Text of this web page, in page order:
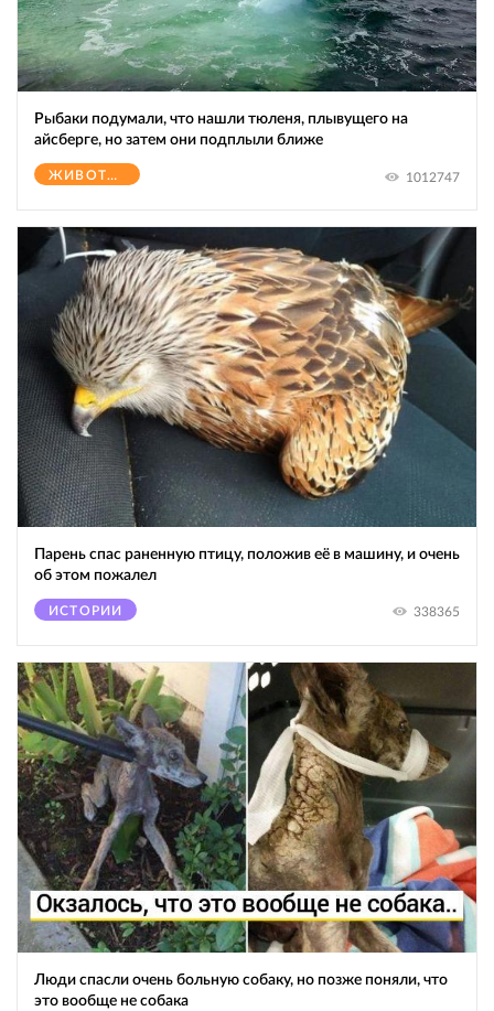
Рыбаки подумали, что нашли тюленя, плывущего на
айсберге, но затем они подплыли ближе
ЖИВОТНЫЕ 1012747
Парень спас раненную птицу, положив её в машину, и очень
об этом пожалел
ИСТОРИИ 338365
Люди спасли очень больную собаку, но позже поняли, что
это вообще не собака